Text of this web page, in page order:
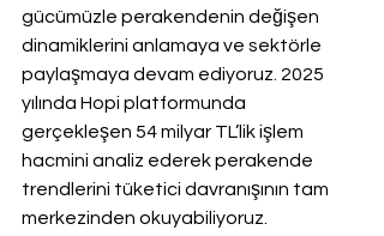
gücümüzle perakendenin değişen
dinamiklerini anlamaya ve sektörle
paylaşmaya devam ediyoruz. 2025
yılında Hopi platformunda
gerçekleşen 54 milyar TL’lik işlem
hacmini analiz ederek perakende
trendlerini tüketici davranışının tam
merkezinden okuyabiliyoruz.